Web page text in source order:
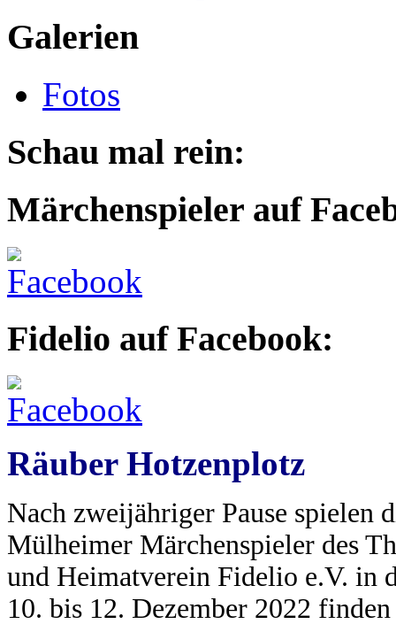
Galerien
Fotos
Schau mal rein:
Märchenspieler auf
Fidelio auf Facebook:
Räuber Hotzenplotz
Nach zweijähriger Pause spielen
Mülheimer Märchenspieler des
und Heimatverein Fidelio e.V. in
10. bis 12. Dezember 2022